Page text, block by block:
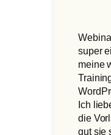
super
meine
Ich
die
gut sie